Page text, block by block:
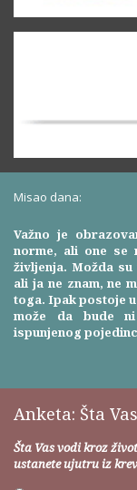
Misao dana:
Važno je
norme, ali one se
življenja. Možda
ali ja ne znam, ne
toga. Ipak postoje
može da bude
ispunjenog
Anketa: Šta
Šta Vas vodi kroz
ustanete ujutru iz